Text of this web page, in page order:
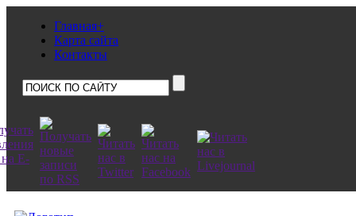
Главная+
Карта сайта
Контакты